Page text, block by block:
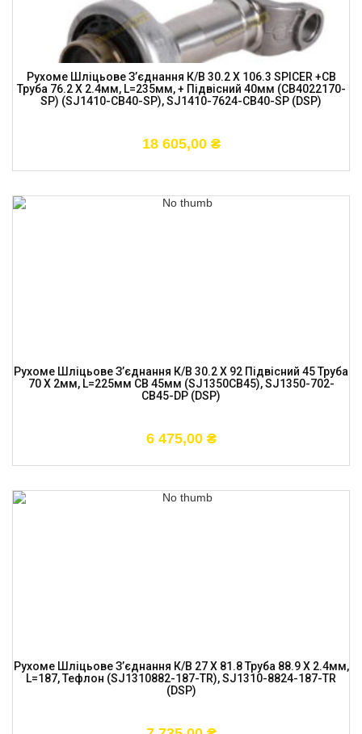
Рухоме Шліцьове З’єднання К/в 30.2 X 106.3 SPICER +CB
Труба 76.2 X 2.4мм, L=235мм, + Підвісний 40мм (CB4022170-
SP) (SJ1410-CB40-SP), SJ1410-7624-CB40-SP (DSP)
18 605,00 ₴
Рухоме Шліцьове З’єднання К/в 30.2 X 92 Підвісний 45 Труба
70 X 2мм, L=225мм CB 45мм (SJ1350CB45), SJ1350-702-
CB45-DP (DSP)
6 475,00 ₴
Рухоме Шліцьове З’єднання К/в 27 X 81.8 Труба 88.9 X 2.4мм,
L=187, Тефлон (SJ1310882-187-TR), SJ1310-8824-187-TR
(DSP)